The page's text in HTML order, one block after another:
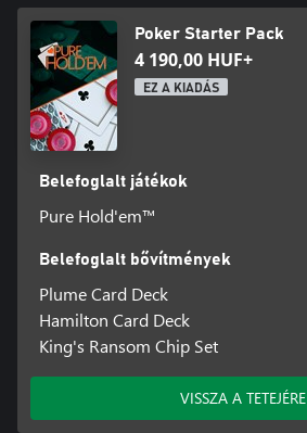
Poker Starter Pack
4 190,00 HUF+
EZ A KIADÁS
Belefoglalt játékok
Pure Hold'em™
Belefoglalt bővítmények
Plume Card Deck
Hamilton Card Deck
King's Ransom Chip Set
VISSZA A TETEJÉRE